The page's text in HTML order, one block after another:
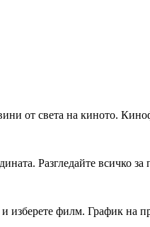
от света на киното.
Разгледайте всичко
и изберете филм. График на